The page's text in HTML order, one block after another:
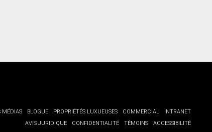
MÉDIAS BLOGUE PROPRIÉTÉS LUXUEUSES COMMERCIAL
INTRANET
AVIS JURIDIQUE
CONFIDENTIALITÉ TÉMOINS ACCESSIBILITÉ